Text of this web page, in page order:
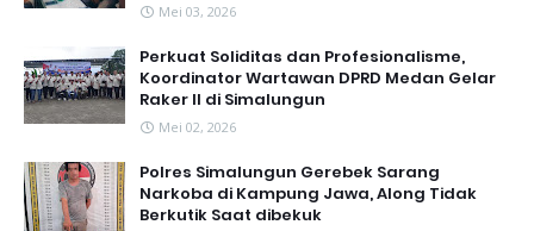
Mei 03, 2026
Perkuat Soliditas dan Profesionalisme,
Koordinator Wartawan DPRD Medan Gelar
Raker II di Simalungun
Mei 02, 2026
Polres Simalungun Gerebek Sarang
Narkoba di Kampung Jawa, Along Tidak
Berkutik Saat dibekuk